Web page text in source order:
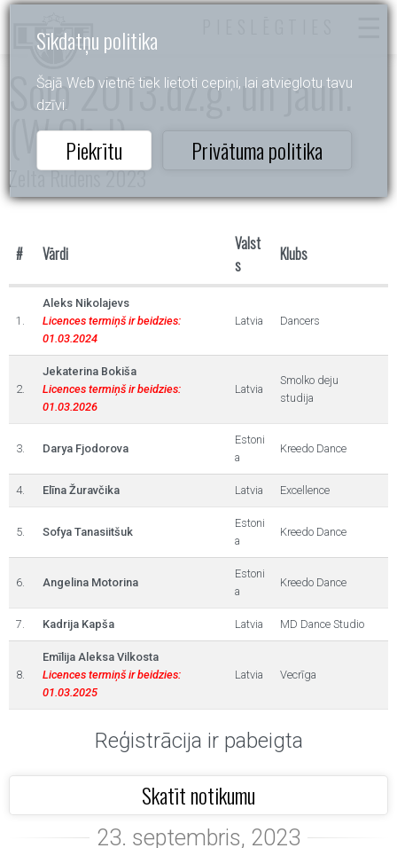
Sīkdatņu politika
Šajā Web vietnē tiek lietoti cepiņi, lai atvieglotu tavu
dzīvi.
Piekrītu Privātuma politika
Solo 2013.dz.g. un jaun.
(W,Ch,J)
Zelta Rudens 2023
# Vārdi
Valst
s
Klubs
1.
Aleks Nikolajevs
Licences termiņš ir beidzies:
01.03.2024
Latvia Dancers
2.
Jekaterina Bokiša
Licences termiņš ir beidzies:
01.03.2026
Latvia
Smolko deju
studija
3. Darya Fjodorova
Estoni
a
Kreedo Dance
4. Elīna Žuravčika Latvia Excellence
5. Sofya Tanasiitšuk
Estoni
a
Kreedo Dance
6. Angelina Motorina
Estoni
a
Kreedo Dance
7. Kadrija Kapša Latvia MD Dance Studio
8.
Emīlija Aleksa Vilkosta
Licences termiņš ir beidzies:
01.03.2025
Latvia Vecrīga
Reģistrācija ir pabeigta
Skatīt notikumu